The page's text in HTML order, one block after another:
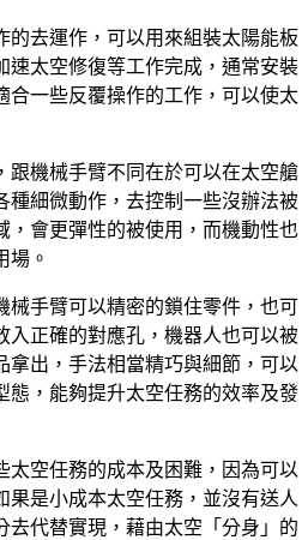
的去運作，可以用來組裝太陽能板
速太空修復等工作完成，通常安裝
合一些反覆操作的工作，可以使太
跟機械手臂不同在於可以在太空艙
種細微動作，去控制一些沒辦法被
，會更彈性的被使用，而機動性也
場。
械手臂可以精密的鎖住零件，也可
入正確的對應孔，機器人也可以被
拿出，手法相當精巧與細節，可以
態，能夠提升太空任務的效率及發
太空任務的成本及困難，因為可以
果是小成本太空任務，並沒有送人
去代替實現，藉由太空「分身」的